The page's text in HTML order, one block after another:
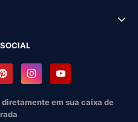
em sua caixa de